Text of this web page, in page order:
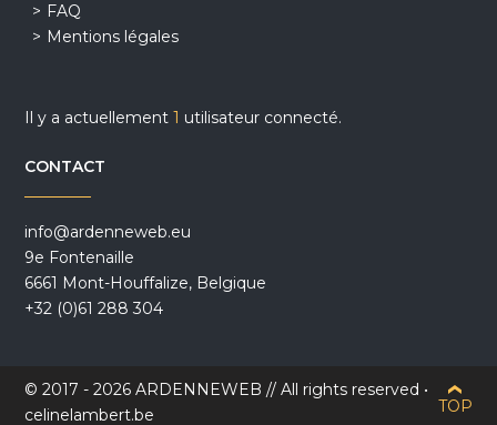
FAQ
Mentions légales
Il y a actuellement1 utilisateur connecté.
CONTACT
info@ardenneweb.eu
9e Fontenaille
6661 Mont-Houffalize, Belgique
+32 (0)61 288 304
© 2017 - 2026 ARDENNEWEB // All rights reserved •
celinelambert.be
TOP